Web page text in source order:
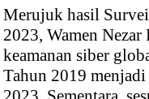
Merujuk hasil
2023, Wamen
keamanan siber
Tahun 2019